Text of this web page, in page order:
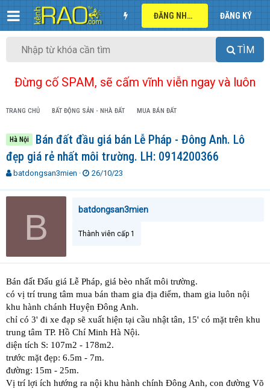
ĐĂNG NHẬP ĐĂNG KÝ
TÌM
Đừng cố SPAM, sẽ cấm vĩnh viễn ngay và luôn
TRANG CHỦ BẤT ĐỘNG SẢN - NHÀ ĐẤT MUA BÁN ĐẤT
Hà Nội
Bán đất đầu giá bán Lễ Pháp - Đông Anh. Lô
đẹp giá rẻ nhất môi trường. LH: 0914200366
T
r
a
t
e
batdongsan3mien
N
y
i
26/10/23
B batdongsan3mien
Thành viên cấp 1
Bán đất Đấu giá Lễ Pháp, giá bèo nhất môi trường.
có vị trí trung tâm mua bán tham gia địa điểm, tham gia luôn nội
khu hành chánh Huyện Đông Anh.
chỉ có 3' đi xe đạp sẽ xuất hiện tại cầu nhật tân, 15' có mặt trên khu
trung tâm TP. Hồ Chí Minh Hà Nội.
diện tích S: 107m2 - 178m2.
trước mặt đẹp: 6.5m - 7m.
đường: 15m - 25m.
Vị trí lợi ích hướng ra nội khu hành chính Đông Anh, con đường Võ